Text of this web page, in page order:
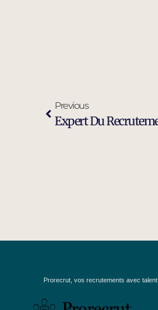
Previous
Prorecrut, vos recrutements avec talent